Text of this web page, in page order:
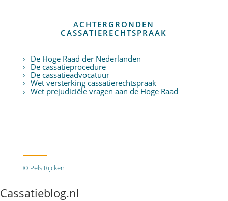
ACHTERGRONDEN
CASSATIERECHTSPRAAK
De Hoge Raad der Nederlanden
De cassatieprocedure
De cassatieadvocatuur
Wet versterking cassatierechtspraak
Wet prejudiciële vragen aan de Hoge Raad
© Pels Rijcken
Cassatieblog.nl